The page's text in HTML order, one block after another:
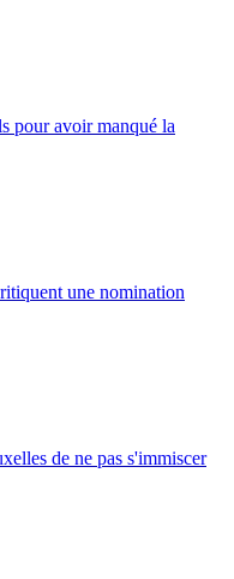
pour avoir manqué la
une nomination
de ne pas s'immiscer